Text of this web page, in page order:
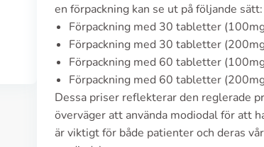
en förpackning kan se ut på följande sätt:
Förpackning med 30 tabletter
Förpackning med 30 tabletter
Förpackning med 60 tabletter
Förpackning med 60 tabletter
Dessa priser reflekterar den reglerade
överväger att använda modiodal för
är viktigt för både patienter och deras